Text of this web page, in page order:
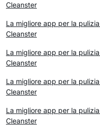
Cleanster
La migliore app per la
Cleanster
La migliore app per la
Cleanster
La migliore app per la
Cleanster
La migliore app per la
Cleanster